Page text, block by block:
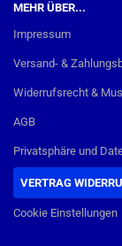
MEHR ÜBER...
Impressum
Versand- &
Widerrufsrecht &
AGB
Privatsphäre und
VERTRAG
Cookie Einstellungen